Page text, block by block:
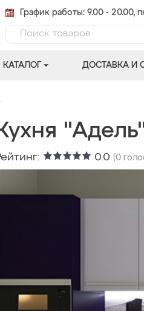
График работы: 9.00 - 20.00,
КАТАЛОГ ДОСТАВКА И
0.0 (0